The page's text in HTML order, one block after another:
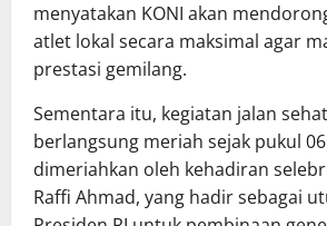
menyatakan KONI akan
atlet lokal secara maksimal agar
prestasi gemilang.
Sementara itu, kegiatan jalan
berlangsung meriah sejak pukul
dimeriahkan oleh kehadiran
Raffi Ahmad, yang hadir sebagai